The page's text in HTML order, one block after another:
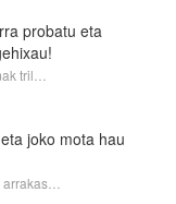
probatu eta
tril…
joko mota hau